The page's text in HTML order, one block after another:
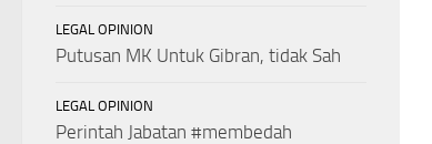
LEGAL OPINION
Putusan MK Untuk Gibran, tidak Sah
LEGAL OPINION
Perintah Jabatan #membedah